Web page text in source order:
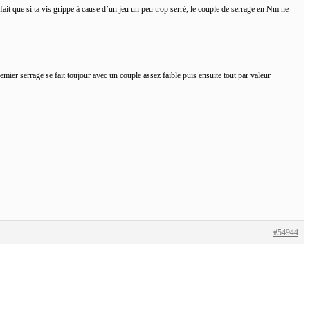
que si ta vis grippe à cause d’un jeu un peu trop serré, le couple de serrage en Nm ne
serrage se fait toujour avec un couple assez faible puis ensuite tout par valeur
#54944